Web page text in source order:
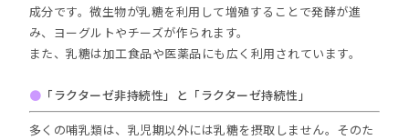
成分です。微生物が乳糖を利用して増殖することで発酵が進
み、ヨーグルトやチーズが作られます。
また、乳糖は加工食品や医薬品にも広く利用されています。
● 「ラクターゼ非持続性」と「ラクターゼ持続性」
多くの哺乳類は、乳児期以外には乳糖を摂取しません。そのた